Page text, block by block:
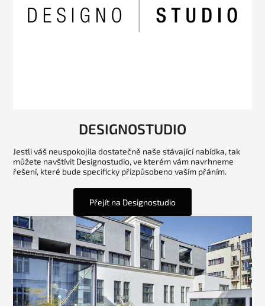
DESIGNOSTUDIO
Jestli váš neuspokojila dostatečně naše stávající nabídka, tak
můžete navštívit Designostudio, ve kterém vám navrhneme
řešení, které bude specificky přizpůsobeno vaším přáním.
Přejít na Designostudio